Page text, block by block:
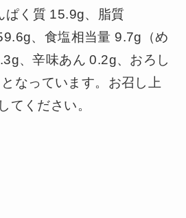
ぱく質 15.9g、脂質
、食塩相当量 9.7g（め
、辛味あん 0.2g、おろし
なっています。お召し上
てください。